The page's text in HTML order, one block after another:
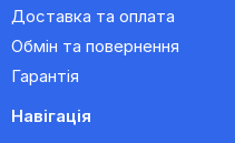
Доставка та оплата
Обмін та повернення
Гарантія
Навігація